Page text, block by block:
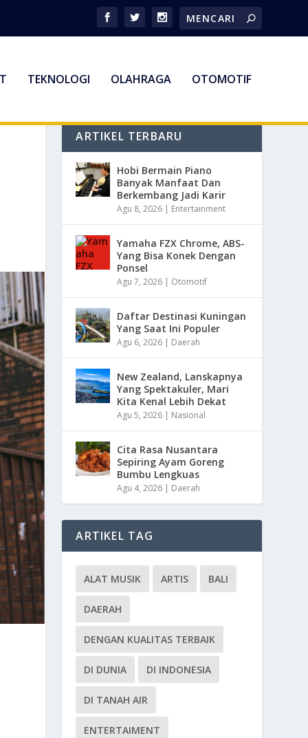
TEKNOLOGI OLAHRAGA OTOMOTIF
ARTIKEL TERBARU
Hobi Bermain Piano
Banyak Manfaat Dan
Berkembang Jadi Karir
Agu 8, 2026 | Entertainment
Yamaha FZX Chrome, ABS-
Yang Bisa Konek Dengan
Ponsel
Agu 7, 2026 | Otomotif
Daftar Destinasi Kuningan
Yang Saat Ini Populer
Agu 6, 2026 | Daerah
New Zealand, Lanskapnya
Yang Spektakuler, Mari
Kita Kenal Lebih Dekat
Agu 5, 2026 | Nasional
Cita Rasa Nusantara
Sepiring Ayam Goreng
Bumbu Lengkuas
Agu 4, 2026 | Daerah
ARTIKEL TAG
ALAT MUSIK ARTIS BALI
DAERAH
DENGAN KUALITAS TERBAIK
DI DUNIA DI INDONESIA
DI TANAH AIR
ENTERTAIMENT